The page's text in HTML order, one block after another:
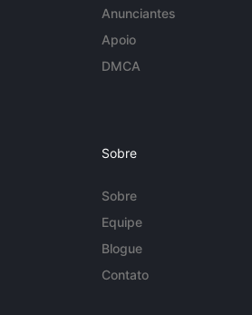
Anunciantes
Apoio
DMCA
Sobre
Sobre
Equipe
Blogue
Contato